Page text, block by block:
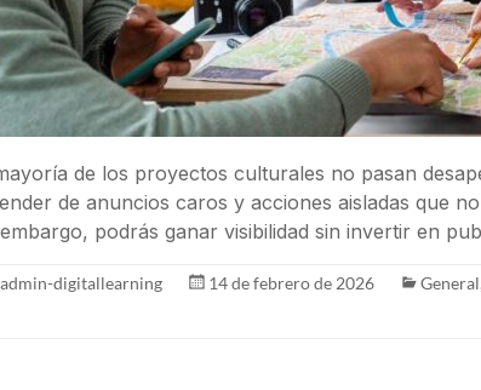
de los proyectos culturales no pasan
de anuncios caros y acciones aisladas que
podrás ganar visibilidad sin invertir en
admin-digitallearning 14 de febrero de 2026 General